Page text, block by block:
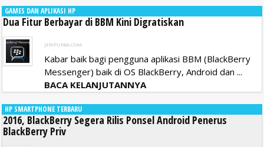
GAMES DAN APLIKASI HP
Dua Fitur Berbayar di BBM Kini Digratiskan
JERIPURBA.COM
Kabar baik bagi pengguna aplikasi BBM (BlackBerry
Messenger) baik di OS BlackBerry, Android dan ...
BACA KELANJUTANNYA
HP SMARTPHONE TERBARU
2016, BlackBerry Segera Rilis Ponsel Android Penerus
BlackBerry Priv